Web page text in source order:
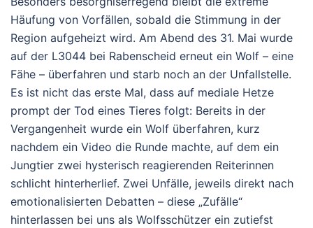
Häufung von Vorfällen, sobald die Stimmung in der
Region aufgeheizt wird. Am Abend des 31. Mai wurde
auf der L3044 bei Rabenscheid erneut ein Wolf – eine
Fähe – überfahren und starb noch an der Unfallstelle.
Es ist nicht das erste Mal, dass auf mediale Hetze
prompt der Tod eines Tieres folgt: Bereits in der
Vergangenheit wurde ein Wolf überfahren, kurz
nachdem ein Video die Runde machte, auf dem ein
Jungtier zwei hysterisch reagierenden Reiterinnen
schlicht hinterherlief. Zwei Unfälle, jeweils direkt nach
emotionalisierten Debatten – diese „Zufälle“
hinterlassen bei uns als Wolfsschützer ein zutiefst